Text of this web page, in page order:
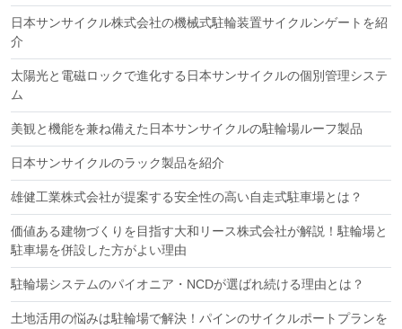
日本サンサイクル株式会社の機械式駐輪装置サイクルンゲートを紹
介
太陽光と電磁ロックで進化する日本サンサイクルの個別管理システ
ム
美観と機能を兼ね備えた日本サンサイクルの駐輪場ルーフ製品
日本サンサイクルのラック製品を紹介
雄健工業株式会社が提案する安全性の高い自走式駐車場とは？
価値ある建物づくりを目指す大和リース株式会社が解説！駐輪場と
駐車場を併設した方がよい理由
駐輪場システムのパイオニア・NCDが選ばれ続ける理由とは？
土地活用の悩みは駐輪場で解決！パインのサイクルポートプランを